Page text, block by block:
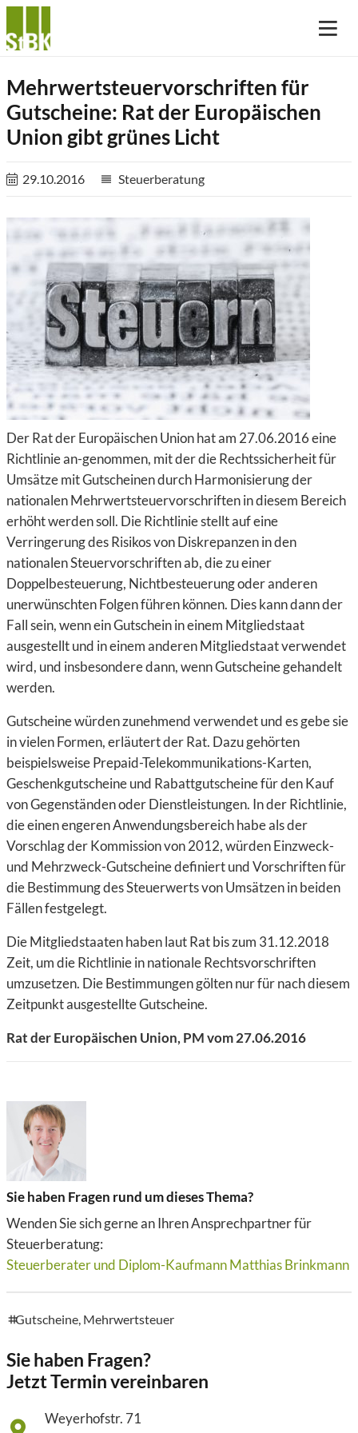
Mehrwertsteuervorschriften für
Gutscheine: Rat der Europäischen
Union gibt grünes Licht
29.10.2016 reorder Steuerberatung
Der Rat der Europäischen Union hat am 27.06.2016 eine
Richtlinie an-genommen, mit der die Rechtssicherheit für
Umsätze mit Gutscheinen durch Harmonisierung der
nationalen Mehrwertsteuervorschriften in diesem Bereich
erhöht werden soll. Die Richtlinie stellt auf eine
Verringerung des Risikos von Diskrepanzen in den
nationalen Steuervorschriften ab, die zu einer
Doppelbesteuerung, Nichtbesteuerung oder anderen
unerwünschten Folgen führen können. Dies kann dann der
Fall sein, wenn ein Gutschein in einem Mitgliedstaat
ausgestellt und in einem anderen Mitgliedstaat verwendet
wird, und insbesondere dann, wenn Gutscheine gehandelt
werden.
Gutscheine würden zunehmend verwendet und es gebe sie
in vielen Formen, erläutert der Rat. Dazu gehörten
beispielsweise Prepaid-Telekommunikations-Karten,
Geschenkgutscheine und Rabattgutscheine für den Kauf
von Gegenständen oder Dienstleistungen. In der Richtlinie,
die einen engeren Anwendungsbereich habe als der
Vorschlag der Kommission von 2012, würden Einzweck-
und Mehrzweck-Gutscheine definiert und Vorschriften für
die Bestimmung des Steuerwerts von Umsätzen in beiden
Fällen festgelegt.
Die Mitgliedstaaten haben laut Rat bis zum 31.12.2018
Zeit, um die Richtlinie in nationale Rechtsvorschriften
umzusetzen. Die Bestimmungen gölten nur für nach diesem
Zeitpunkt ausgestellte Gutscheine.
Rat der Europäischen Union, PM vom 27.06.2016
Sie haben Fragen rund um dieses Thema?
Wenden Sie sich gerne an Ihren Ansprechpartner für
Steuerberatung:
Steuerberater und Diplom-Kaufmann Matthias Brinkmann
tags
Gutscheine, Mehrwertsteuer
Sie haben Fragen?
Jetzt Termin vereinbaren
Weyerhofstr. 71